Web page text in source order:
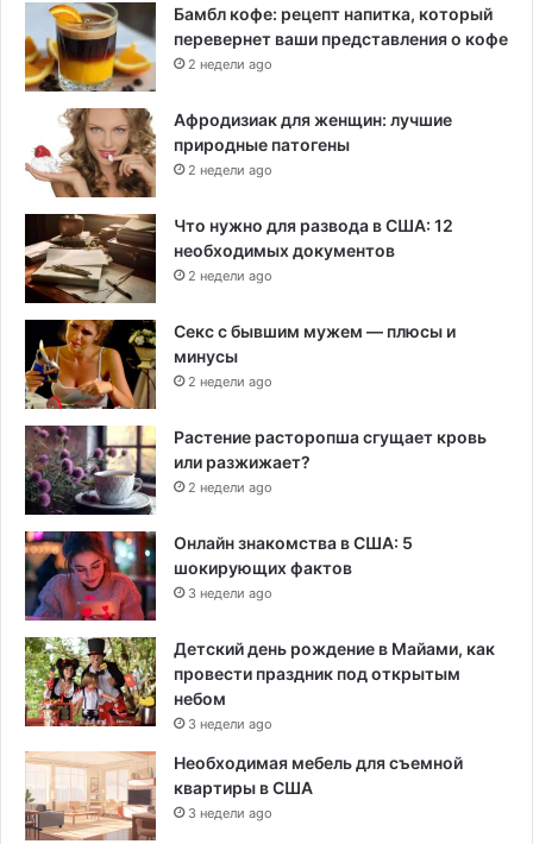
Бамбл кофе: рецепт напитка, который
перевернет ваши представления о кофе
2 недели ago
Афродизиак для женщин: лучшие
природные патогены
2 недели ago
Что нужно для развода в США: 12
необходимых документов
2 недели ago
Секс с бывшим мужем — плюсы и
минусы
2 недели ago
Растение расторопша сгущает кровь
или разжижает?
2 недели ago
Онлайн знакомства в США: 5
шокирующих фактов
3 недели ago
Детский день рождение в Майами, как
провести праздник под открытым
небом
3 недели ago
Необходимая мебель для съемной
квартиры в США
3 недели ago